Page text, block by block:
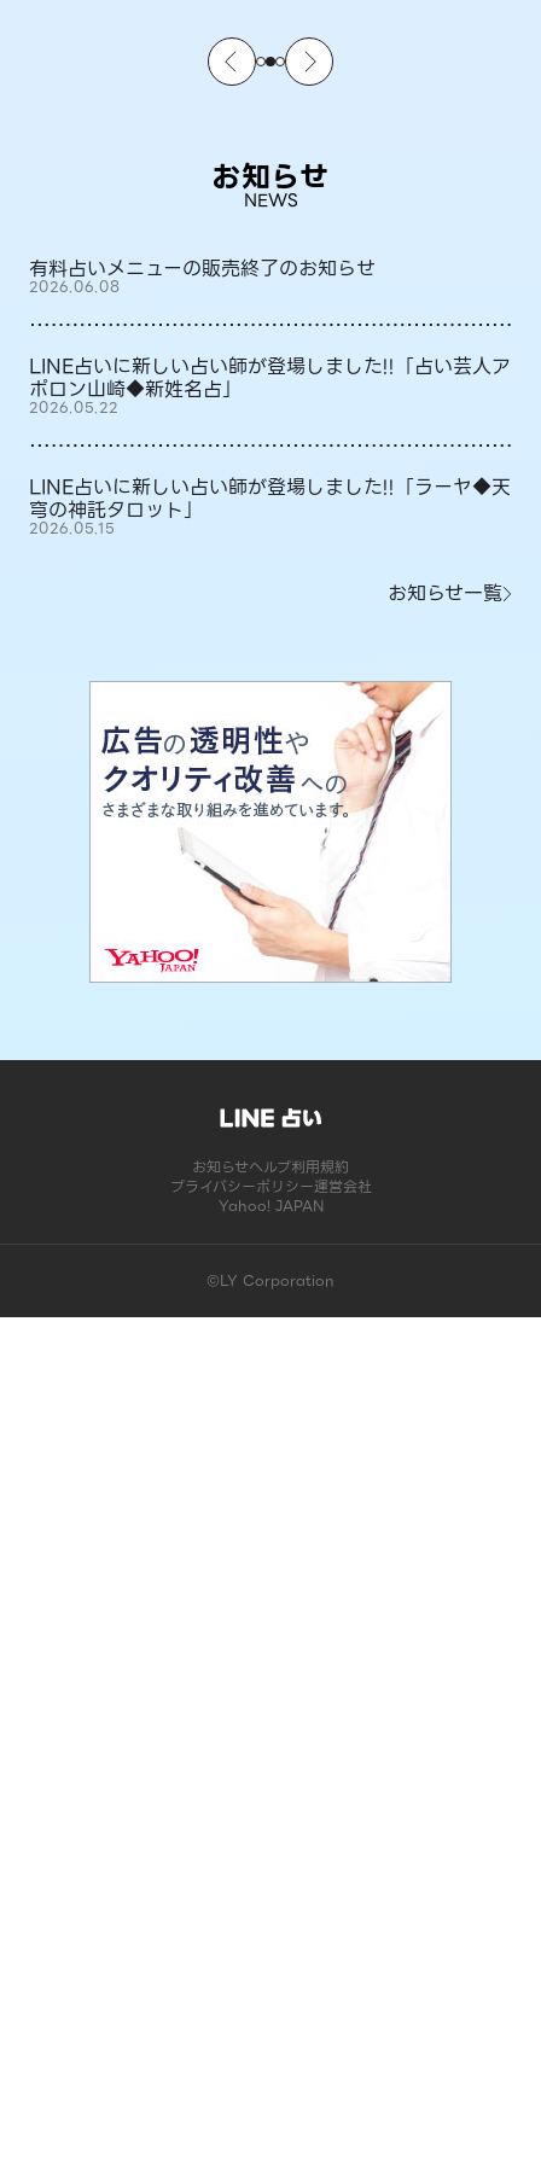
お知らせ
NEWS
有料占いメニューの販売終了のお知らせ
2026.06.08
LINE占いに新しい占い師が登場しました!!「占い芸人ア
ポロン山崎◆新姓名占」
2026.05.22
LINE占いに新しい占い師が登場しました!!「ラーヤ◆天
穹の神託タロット」
2026.05.15
お知らせ一覧
お知らせヘルプ利用規約
プライバシーポリシー運営会社
Yahoo! JAPAN
©LY Corporation
このコンテンツは掲載が終了しました | LINE占い